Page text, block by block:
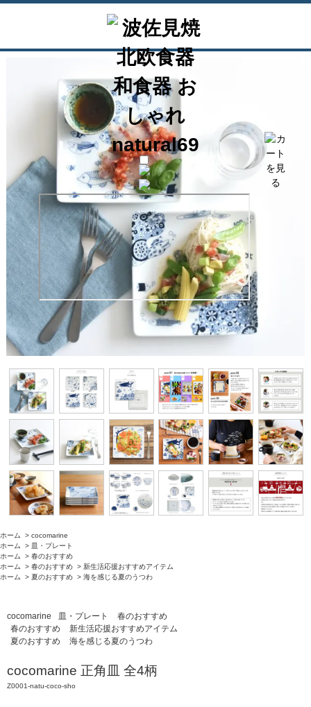
ホーム > cocomarine
ホーム
> 皿・プレート
ホーム
> 春のおすすめ
ホーム
> 春のおすすめ > 新生活応援おすすめアイテム
ホーム
> 夏のおすすめ > 海を感じる夏のうつわ
cocomarine 皿・プレート
春のおすすめ
春のおすすめ
新生活応援おすすめアイテム
夏のおすすめ
海を感じる夏のうつわ
cocomarine 正角皿 全4柄
Z0001-natu-coco-sho